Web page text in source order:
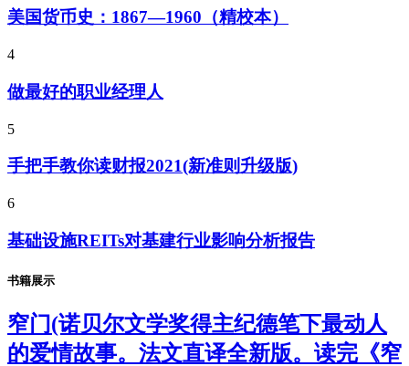
美国货币史：1867—1960（精校本）
4
做最好的职业经理人
5
手把手教你读财报2021(新准则升级版)
6
基础设施REITs对基建行业影响分析报告
书籍展示
窄门(诺贝尔文学奖得主纪德笔下最动人
的爱情故事。法文直译全新版。读完《窄